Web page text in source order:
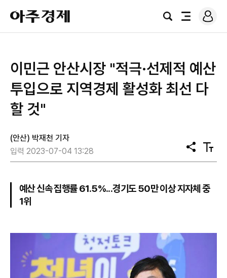
아
주
경
검
전
로
그
이민근 안산시장 "적극·선제적 예산
투입으로 지역경제 활성화 최선 다
할 것"
(안산) 박재천 기자
입력 2023-07-04 13:28
공
유
텍
스
기
예산 신속 집행률 61.5%...경기도 50만 이상 지자체 중
1위